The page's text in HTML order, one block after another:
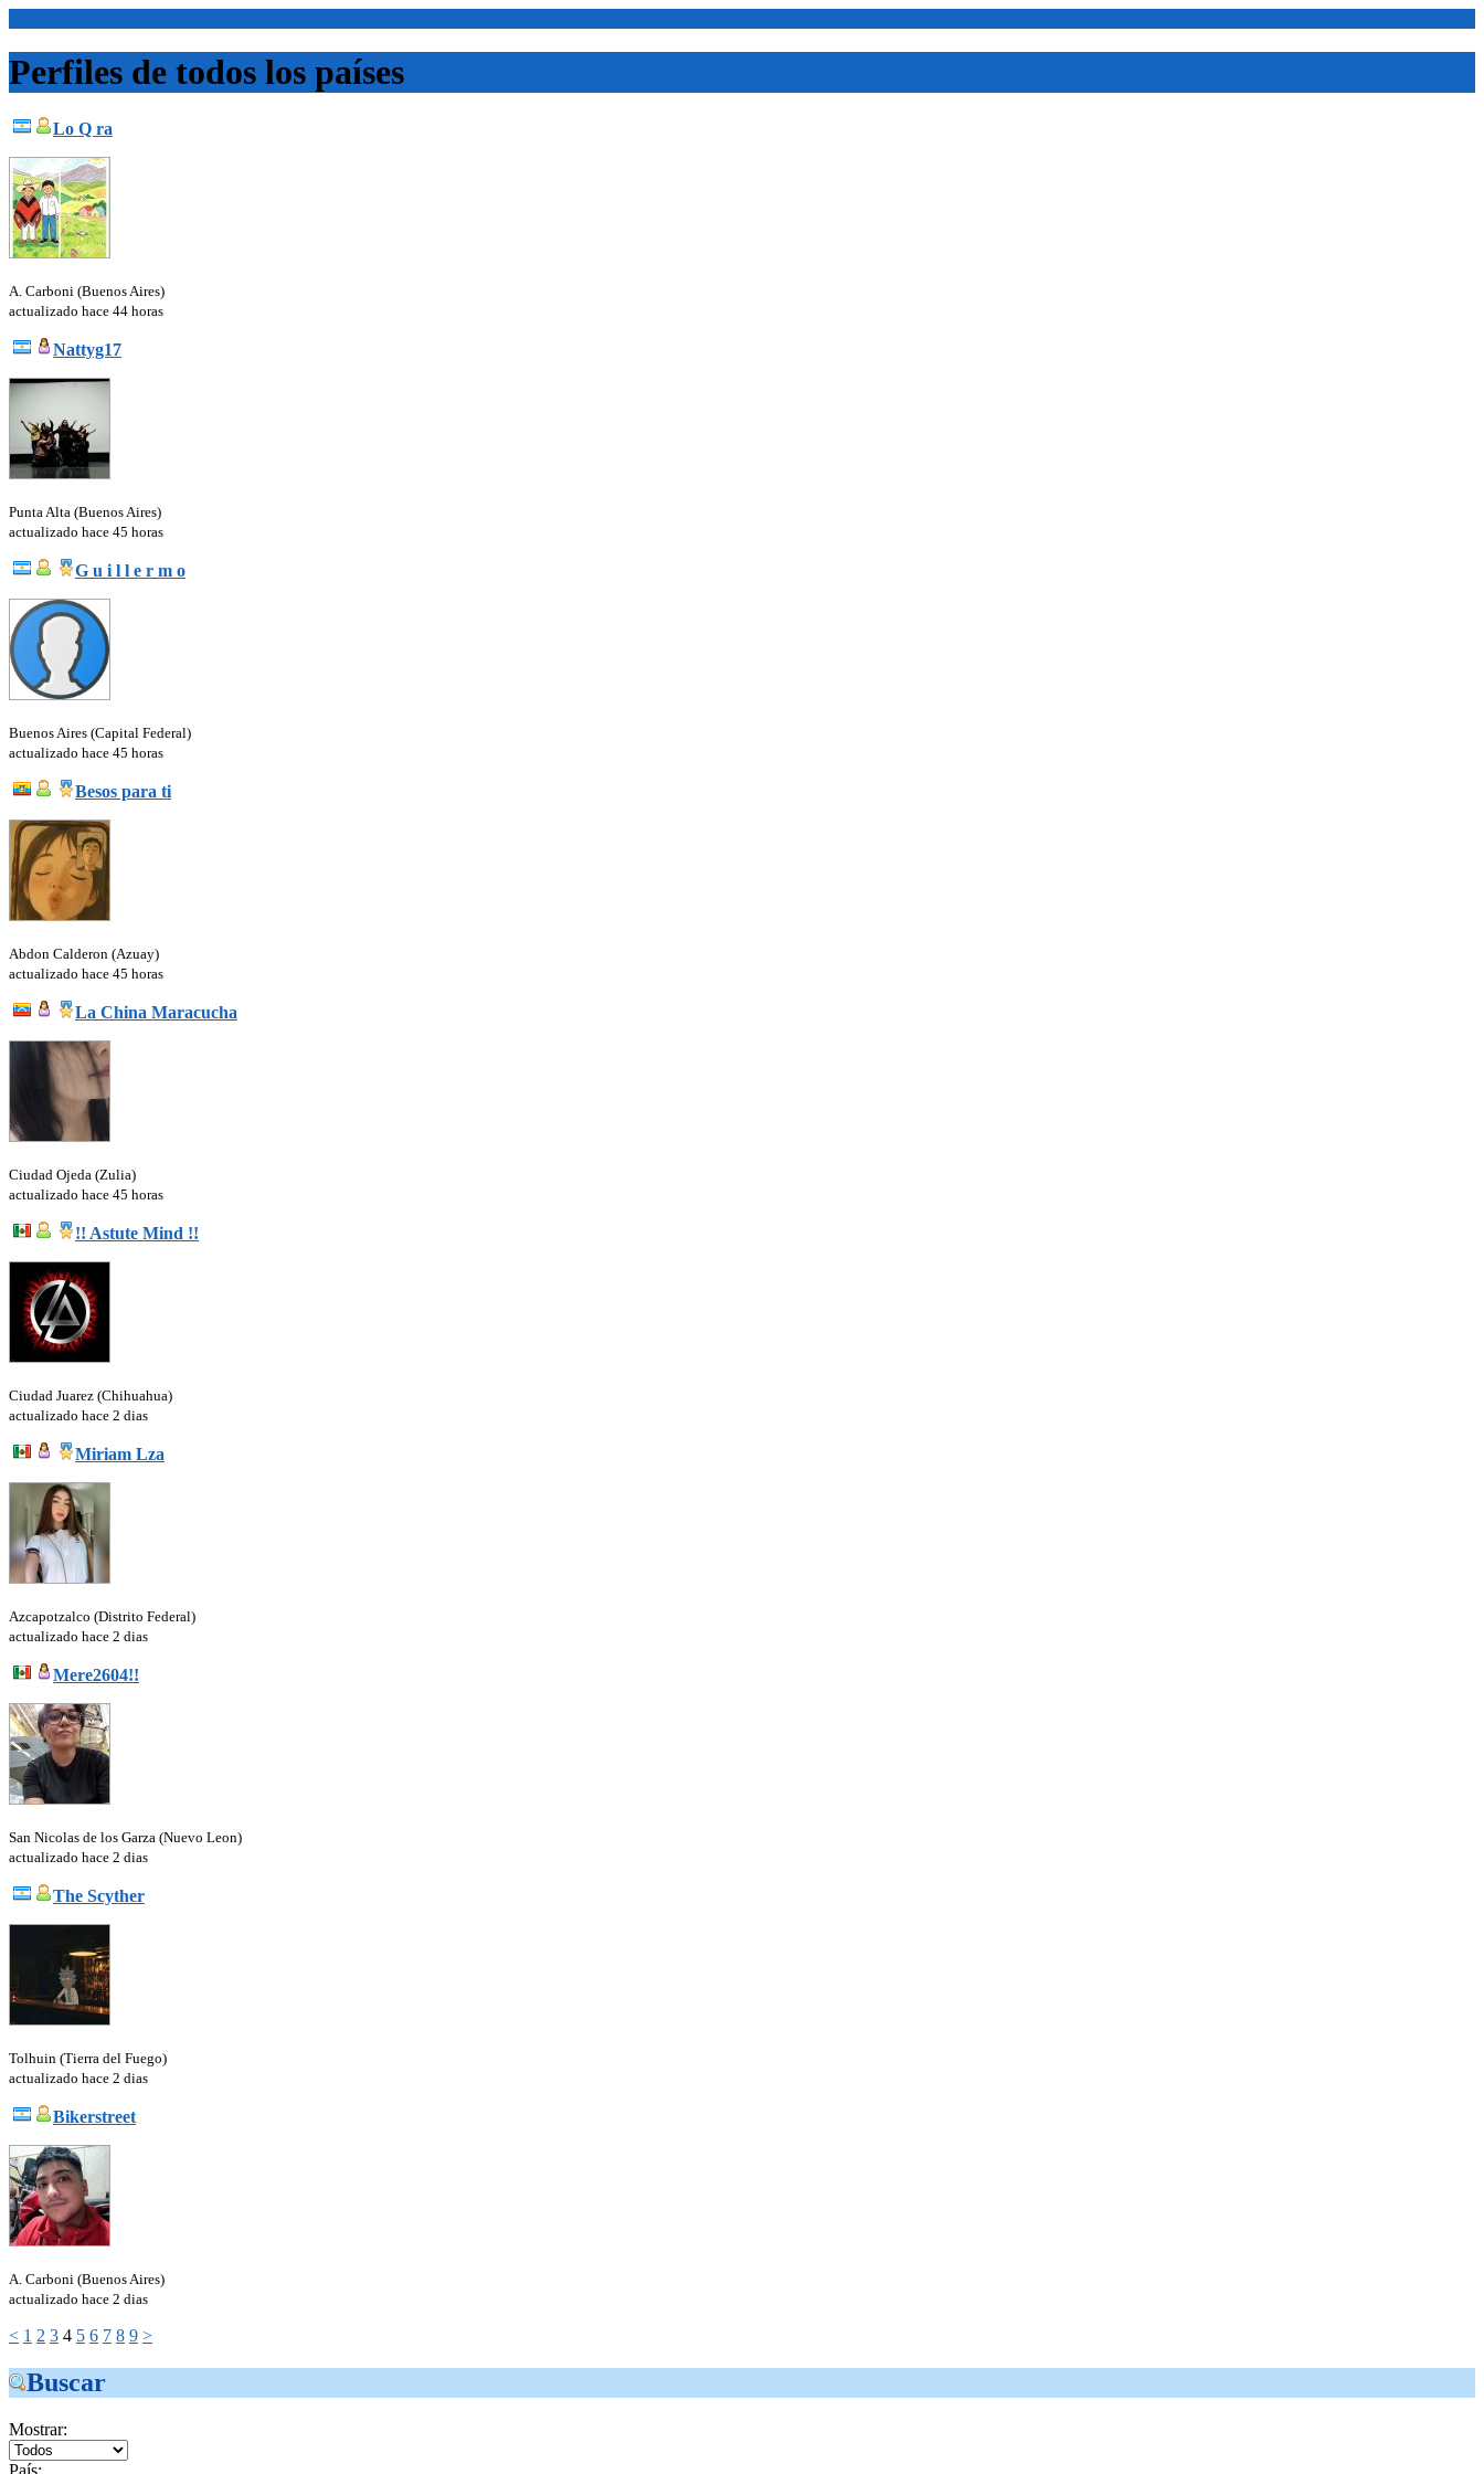
Perfiles de todos los países
Lo Q ra
A. Carboni (Buenos Aires)
actualizado hace 44 horas
Nattyg17
Punta Alta (Buenos Aires)
actualizado hace 45 horas
G u i l l e r m o
Buenos Aires (Capital Federal)
actualizado hace 45 horas
Besos para ti
Abdon Calderon (Azuay)
actualizado hace 45 horas
La China Maracucha
Ciudad Ojeda (Zulia)
actualizado hace 45 horas
!! Astute Mind !!
Ciudad Juarez (Chihuahua)
actualizado hace 2 dias
Miriam Lza
Azcapotzalco (Distrito Federal)
actualizado hace 2 dias
Mere2604!!
San Nicolas de los Garza (Nuevo Leon)
actualizado hace 2 dias
The Scyther
Tolhuin (Tierra del Fuego)
actualizado hace 2 dias
Bikerstreet
A. Carboni (Buenos Aires)
actualizado hace 2 dias
< 1 2 3 4 5 6 7 8 9 >
Buscar
Mostrar:
País: